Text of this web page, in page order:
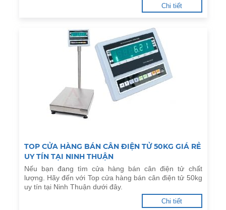
Chi tiết
TOP CỬA HÀNG BÁN CÂN ĐIỆN TỬ 50KG GIÁ RẺ
UY TÍN TẠI NINH THUẬN
Nếu bạn đang tìm cửa hàng bán cân điện tử chất
lượng. Hãy đến với Top cửa hàng bán cân điện tử 50kg
uy tín tại Ninh Thuận dưới đây.
Chi tiết